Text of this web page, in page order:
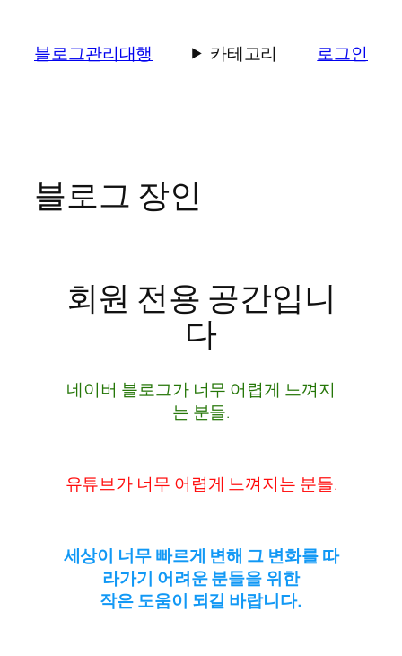
블로그관리대행 카테고리 로그인
블로그 장인
회원 전용 공간입니
다
네이버 블로그가 너무 어렵게 느껴지
는 분들.
유튜브가 너무 어렵게 느껴지는 분들.
세상이 너무 빠르게 변해 그 변화를 따
라가기 어려운 분들을 위한
작은 도움이 되길 바랍니다.